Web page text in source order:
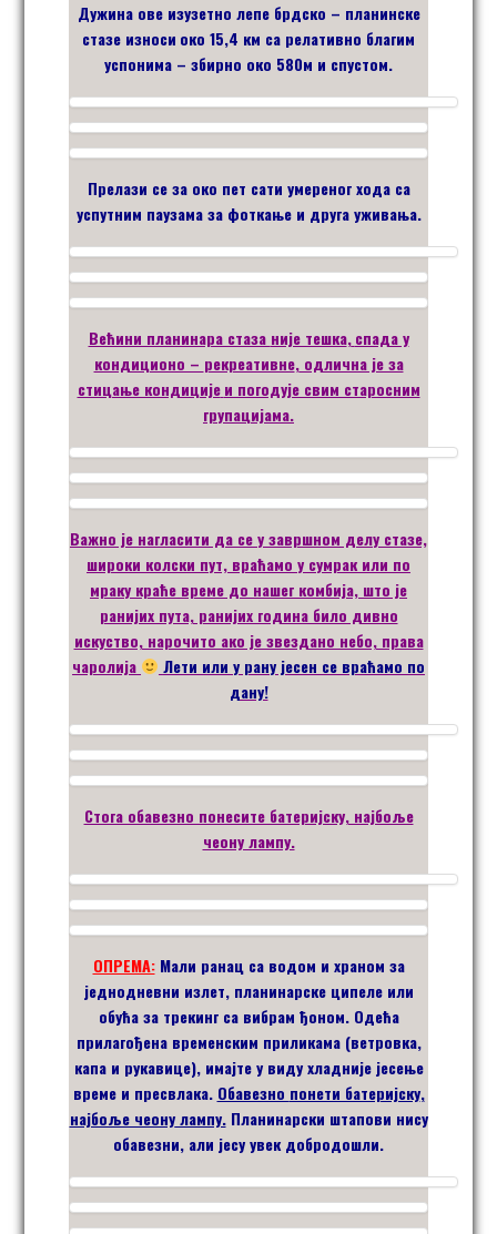
Дужина ове изузетно лепебрдско – планинске
стазе износи око 15,4 км са релативно благим
успонима – збирно око 580м и спустом.
Прелази се за око пет сати умереногхода са
успутним паузама за фоткање и друга уживања.
Већини планинара стаза није тешка, спада у
кондиционо – рекреативне,одлична је за
стицање кондиције и погодује свим старосним
групацијама.
Важно је нагласити да се у завршном делу стазе,
широки колски пут, враћамо у сумрак или по
мраку краће време до нашег комбија, што је
ранијих пута, ранијих година било дивно
искуство, нарочито ако је звездано небо, права
чаролија
Лети или у рану јесен се враћамо по
дану!
Стога обавезно понесите батеријску, најбоље
чеону лампу.
ОПРЕМА:Мали ранац са водом и храном за
једнодневни излет, планинарске ципеле или
обућа за трекинг са вибрам ђоном. Одећа
прилагођена временским приликама (ветровка,
капа и рукавице), имајте у виду хладније јесење
време и пресвлака. Обавезно понети батеријску,
најбоље чеонулампу.Планинарски штапови нису
обавезни, али јесу увек добродошли.